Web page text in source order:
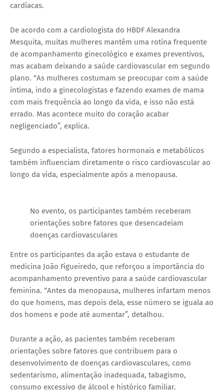
cardíacas.
De acordo com a cardiologista do HBDF Alexandra
Mesquita, muitas mulheres mantêm uma rotina frequente
de acompanhamento ginecológico e exames preventivos,
mas acabam deixando a saúde cardiovascular em segundo
plano. “As mulheres costumam se preocupar com a saúde
íntima, indo a ginecologistas e fazendo exames de mama
com mais frequência ao longo da vida, e isso não está
errado. Mas acontece muito do coração acabar
negligenciado”, explica.
Segundo a especialista, fatores hormonais e metabólicos
também influenciam diretamente o risco cardiovascular ao
longo da vida, especialmente após a menopausa.
No evento, os participantes também receberam
orientações sobre fatores que desencadeiam
doenças cardiovasculares
Entre os participantes da ação estava o estudante de
medicina João Figueiredo, que reforçou a importância do
acompanhamento preventivo para a saúde cardiovascular
feminina. “Antes da menopausa, mulheres infartam menos
do que homens, mas depois dela, esse número se iguala ao
dos homens e pode até aumentar”, detalhou.
Durante a ação, as pacientes também receberam
orientações sobre fatores que contribuem para o
desenvolvimento de doenças cardiovasculares, como
sedentarismo, alimentação inadequada, tabagismo,
consumo excessivo de álcool e histórico familiar.